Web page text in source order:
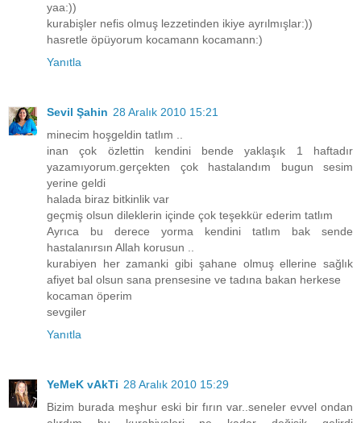
yaa:))
kurabişler nefis olmuş lezzetinden ikiye ayrılmışlar:))
hasretle öpüyorum kocamann kocamann:)
Yanıtla
Sevil Şahin 28 Aralık 2010 15:21
minecim hoşgeldin tatlım ..
inan çok özlettin kendini bende yaklaşık 1 haftadır
yazamıyorum.gerçekten çok hastalandım bugun sesim
yerine geldi
halada biraz bitkinlik var
geçmiş olsun dileklerin içinde çok teşekkür ederim tatlım
Ayrıca bu derece yorma kendini tatlım bak sende
hastalanırsın Allah korusun ..
kurabiyen her zamanki gibi şahane olmuş ellerine sağlık
afiyet bal olsun sana prensesine ve tadına bakan herkese
kocaman öperim
sevgiler
Yanıtla
YeMeK vAkTi 28 Aralık 2010 15:29
Bizim burada meşhur eski bir fırın var..seneler evvel ondan